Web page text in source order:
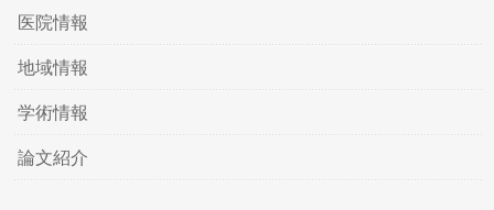
医院情報
地域情報
学術情報
論文紹介